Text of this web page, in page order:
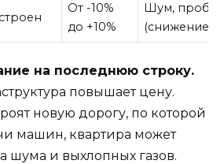
От -10%
до +10%
Шум,
(снижение
на последнюю строку.
повышает цену.
новую дорогу, по которой
машин, квартира может
шума и выхлопных газов.